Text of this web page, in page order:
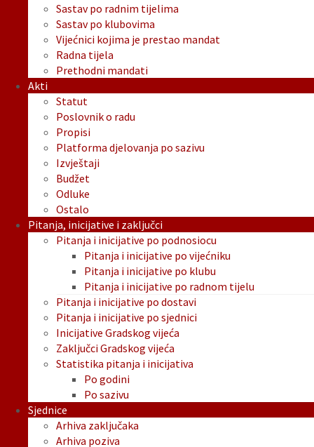
Sastav po radnim tijelima
Sastav po klubovima
Vijećnici kojima je prestao mandat
Radna tijela
Prethodni mandati
Akti
Statut
Poslovnik o radu
Propisi
Platforma djelovanja po sazivu
Izvještaji
Budžet
Odluke
Ostalo
Pitanja, inicijative i zaključci
Pitanja i inicijative po podnosiocu
Pitanja i inicijative po vijećniku
Pitanja i inicijative po klubu
Pitanja i inicijative po radnom tijelu
Pitanja i inicijative po dostavi
Pitanja i inicijative po sjednici
Inicijative Gradskog vijeća
Zaključci Gradskog vijeća
Statistika pitanja i inicijativa
Po godini
Po sazivu
Sjednice
Arhiva zaključaka
Arhiva poziva